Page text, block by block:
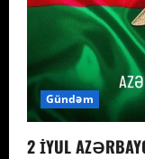
Gündəm
2 İYUL